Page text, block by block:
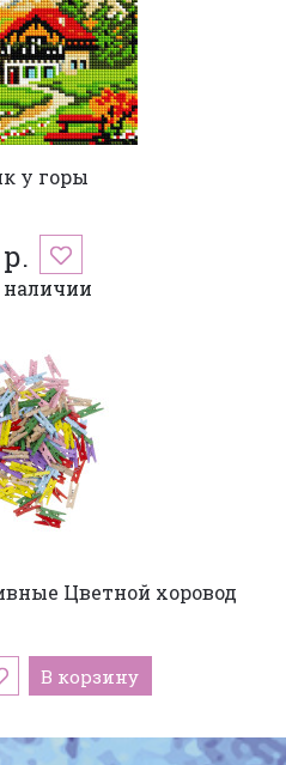
у горы
наличии
Цветной хоровод
В корзину